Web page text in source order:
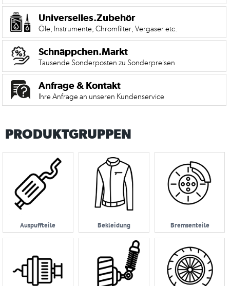
Impressum
AGB
Zahlungsmöglichkeiten
Widerrufsbelehrung
Datenschutzerklärung
Universelles.Zubehör
Öle, Instrumente, Chromfilter, Vergaser etc.
Schnäppchen.Markt
Tausende Sonderposten zu Sonderpreisen
Anfrage & Kontakt
Ihre Anfrage an unseren Kundenservice
PRODUKTGRUPPEN
Auspuffteile Bekleidung Bremsenteile